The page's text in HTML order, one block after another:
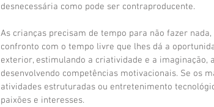
desnecessária como pode ser contraproducente.
As crianças precisam de tempo para não fazer
confronto com o tempo livre que lhes dá a
exterior, estimulando a criatividade e a imaginação,
desenvolvendo competências motivacionais. Se os
atividades estruturadas ou entretenimento
paixões e interesses.